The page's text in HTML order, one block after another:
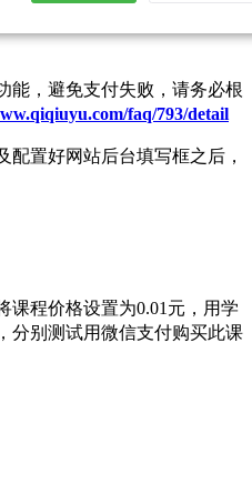
能，避免支付失败，请务必根
faq/793/detail
配置好网站后台填写框之后，
课程价格设置为0.01元，用学
分别测试用微信支付购买此课